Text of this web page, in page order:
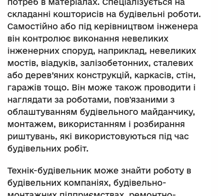
складанні кошторисів на будівельні роботи.
Самостійно або під керівництвом інженера
він контролює виконання невеликих
інженерних споруд, наприклад, невеликих
мостів, віадуків, залізобетонних, сталевих
або дерев’яних конструкцій, каркасів, стін,
гаражів тощо. Він може також проводити і
наглядати за роботами, пов'язаними з
облаштуванням будівельного майданчику,
монтажем, використанням і розбирання
риштувань, які використовуються під час
будівельних робіт.
Технік-будівельник може знайти роботу в
будівельних компаніях, будівельно-